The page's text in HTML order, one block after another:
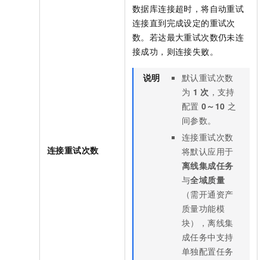
连接重试次数
数据库连接超时，将自动重试
连接直到完成设定的重试次
数。若达最大重试次数仍未连
接成功，则连接失败。
说明
默认重试次数
为 1 次 ，支持
配置 0～10 之
间参数。
连接重试次数
将默认应用于
离线集成任务
与全域质量
（需开通资产
质量功能模
块），离线集
成任务中支持
单独配置任务